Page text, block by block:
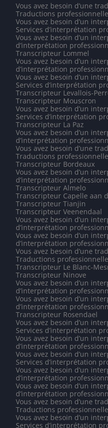
Vous avez besoin d’une
Traductions
Vous avez besoin d’un
Services d’interprétation
Vous avez besoin d’un
d’interprétation
Transcripteur Lommel
Vous avez besoin d’un
d’interprétation
Vous avez besoin d’un
Services d’interprétation
Transcripteur Levallois-
Transcripteur Mouscron
Vous avez besoin d’un
Services d’interprétation
Transcripteur La Paz
Vous avez besoin d’un
d’interprétation
Vous avez besoin d’une
Traductions
Transcripteur Bordeaux
Vous avez besoin d’un
d’interprétation
Transcripteur Almelo
Transcripteur Capelle aan
Transcripteur Tianjin
Transcripteur Veenendaal
Vous avez besoin d’un
d’interprétation
Vous avez besoin d’un
d’interprétation
Vous avez besoin d’une
Traductions
Transcripteur Le Blanc-
Transcripteur Ninove
Vous avez besoin d’un
d’interprétation
Vous avez besoin d’un
d’interprétation
Transcripteur Rosendael
Vous avez besoin d’un
Services d’interprétation
Vous avez besoin d’un
d’interprétation
Vous avez besoin d’un
Services d’interprétation
Vous avez besoin d’un
d’interprétation
Vous avez besoin d’un
d’interprétation
Vous avez besoin d’une
Traductions
Vous avez besoin d’un
Services d’interprétation